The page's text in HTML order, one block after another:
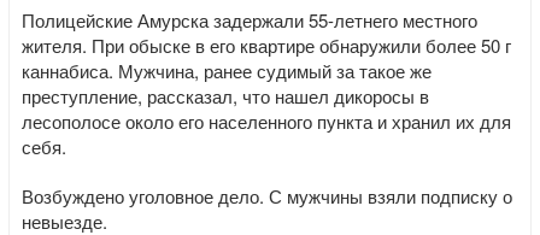
Полицейские Амурска задержали 55-летнего местного
жителя. При обыске в его квартире обнаружили более 50 г
каннабиса. Мужчина, ранее судимый за такое же
преступление, рассказал, что нашел дикоросы в
лесополосе около его населенного пункта и хранил их для
себя.
Возбуждено уголовное дело. С мужчины взяли подписку о
невыезде.